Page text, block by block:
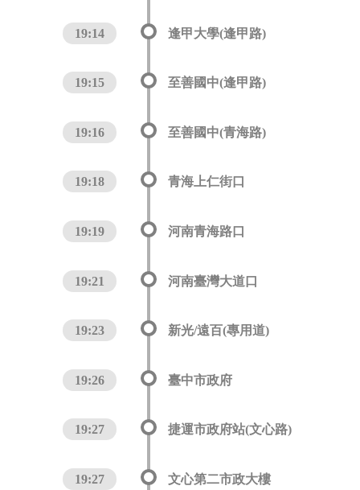
19:14 逢甲大學(逢甲路)
19:15 至善國中(逢甲路)
19:16 至善國中(青海路)
19:18 青海上仁街口
19:19 河南青海路口
19:21 河南臺灣大道口
19:23 新光/遠百(專用道)
19:26 臺中市政府
19:27 捷運市政府站(文心路)
19:27 文心第二市政大樓